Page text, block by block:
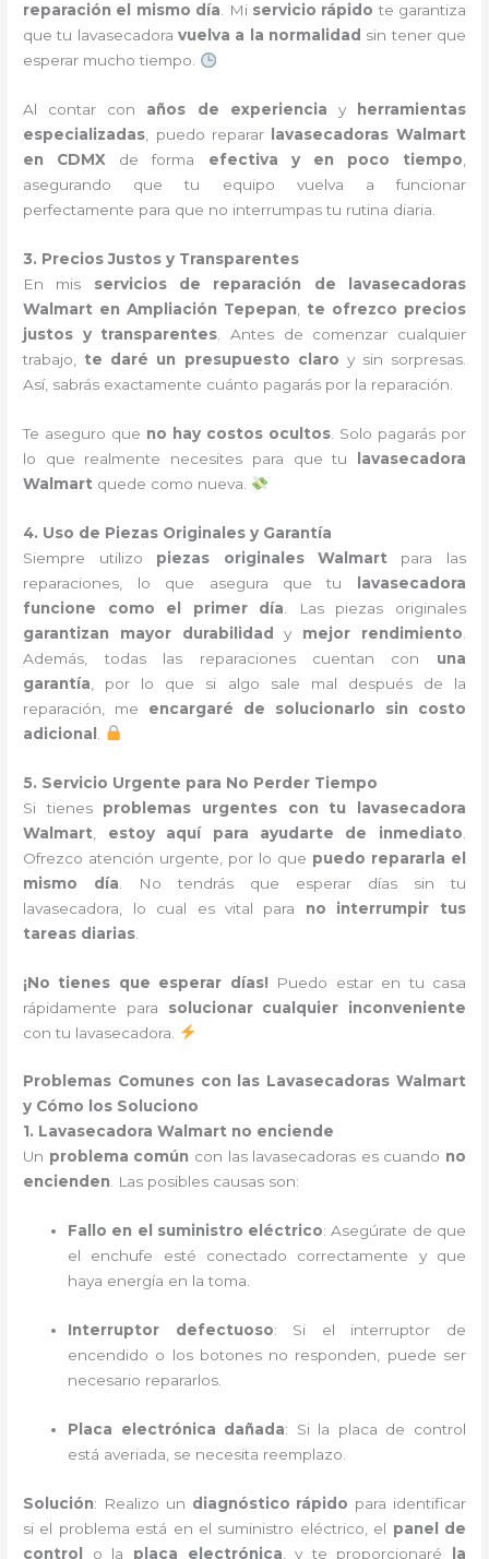
reparación el mismo día. Mi servicio rápido te garantiza
que tu lavasecadoravuelva a la normalidad sin tener que
esperar mucho tiempo.
Al contar con años de experiencia y
herramientas
especializadas , puedo reparar
lavasecadoras Walmart
en CDMX de forma efectiva y en poco tiempo
asegurando que tu equipo vuelva a funcionar
perfectamente para que no interrumpas tu rutina diaria.
3. Precios Justos y Transparentes
En mis servicios de reparación de lavasecadoras
Walmart en Ampliación Tepepan
te ofrezco precios
justos y transparentes . Antes de comenzar cualquier
trabajo, te daré un presupuesto claro y sin sorpresas.
Así, sabrás exactamente cuánto pagarás por la reparación.
Te aseguro que no hay costos ocultos. Solo pagarás por
lo que realmente necesites para que tu
lavasecadora
Walmart quede como nueva.
4. Uso de Piezas Originales y Garantía
Siempre utilizo piezas originales Walmart para las
reparaciones, lo que asegura que tu
lavasecadora
funcione como el primer día . Las piezas originales
garantizan mayor durabilidad
y mejor rendimiento
Además, todas las reparaciones cuentan con una
garantía , por lo que si algo sale mal después de la
reparación, me encargaré de solucionarlo sin costo
adicional
5. Servicio Urgente para No Perder Tiempo
Si tienes problemas urgentes con tu lavasecadora
Walmart
estoy aquí para ayudarte de inmediato
Ofrezco atención urgente, por lo que puedo repararla el
mismo día . No tendrás que esperar días sin tu
lavasecadora, lo cual es vital para no interrumpir tus
tareas diarias
¡No tienes que esperar días! Puedo estar en tu casa
rápidamente para solucionar cualquier inconveniente
con tu lavasecadora.
Problemas Comunes con las Lavasecadoras Walmart
y Cómo los Soluciono
1. Lavasecadora Walmart no enciende
Un problema común con las lavasecadoras es cuando no
encienden. Las posibles causas son:
Fallo en el suministro eléctrico: Asegúrate de que
el enchufe esté conectado correctamente y que
haya energía en la toma.
Interruptor defectuoso: Si el interruptor de
encendido o los botones no responden, puede ser
necesario repararlos.
Placa electrónica dañada: Si la placa de control
está averiada, se necesita reemplazo.
Solución: Realizo un diagnóstico rápido para identificar
si el problema está en el suministro eléctrico, el panel de
control
o la placa electrónica , y te proporcionaré la